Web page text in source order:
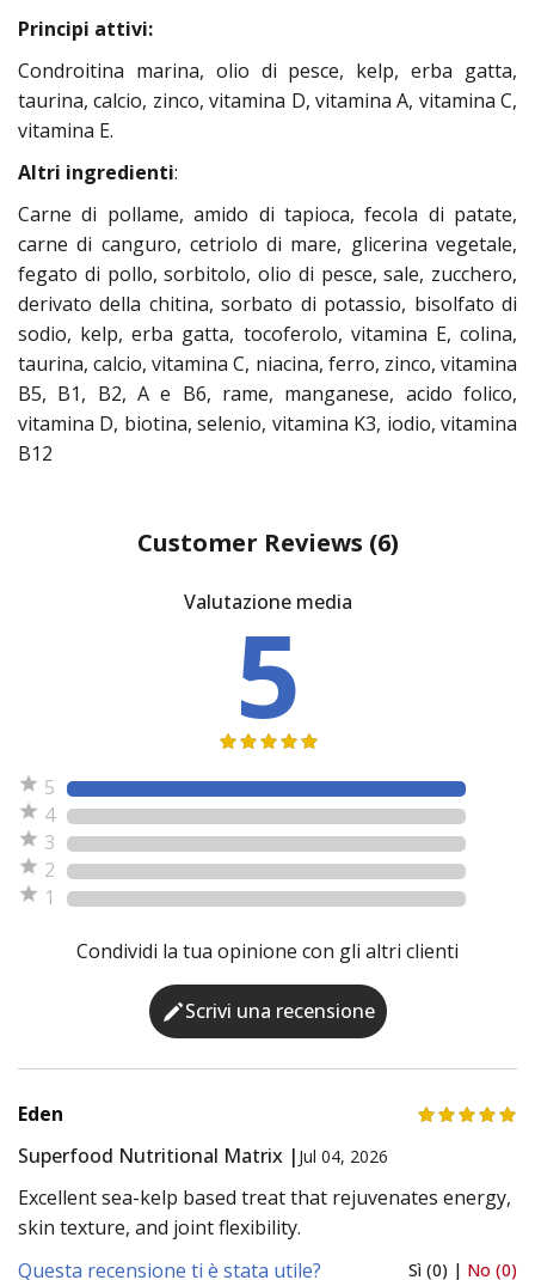
Principi attivi:
Condroitina marina, olio di pesce, kelp, erba gatta,
taurina, calcio, zinco, vitamina D, vitamina A, vitamina C,
vitamina E.
Altri ingredienti:
Carne di pollame, amido di tapioca, fecola di patate,
carne di canguro, cetriolo di mare, glicerina vegetale,
fegato di pollo, sorbitolo, olio di pesce, sale, zucchero,
derivato della chitina, sorbato di potassio, bisolfato di
sodio, kelp, erba gatta, tocoferolo, vitamina E, colina,
taurina, calcio, vitamina C, niacina, ferro, zinco, vitamina
B5, B1, B2, A e B6, rame, manganese, acido folico,
vitamina D, biotina, selenio, vitamina K3, iodio, vitamina
B12
Customer Reviews (6)
Valutazione media
5
5
4
3
2
1
Condividi la tua opinione con gli altri clienti
Scrivi una recensione
Eden
Superfood Nutritional Matrix | Jul 04, 2026
Excellent sea-kelp based treat that rejuvenates energy,
skin texture, and joint flexibility.
Questa recensione ti è stata utile?
Sì (0) | No (0)